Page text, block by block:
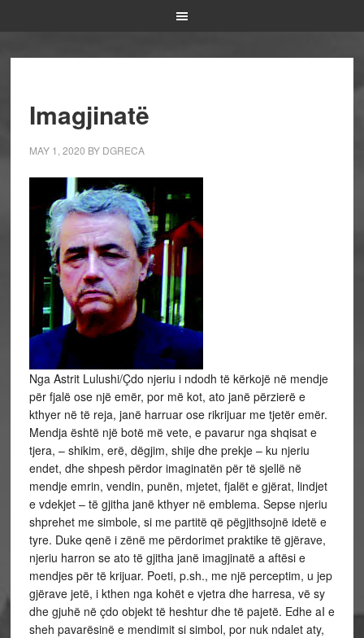
Imagjinatë
MAY 1, 2020 BY DGRECA
Nga Astrit Lulushi/Çdo njeriu i ndodh të kërkojë në mendje
për fjalë ose një emër, por më kot, ato janë përzierë e
kthyer në të reja, janë harruar ose rikrijuar me tjetër emër.
Mendja është një botë më vete, e pavarur nga shqisat e
tjera, – shikim, erë, dëgjim, shije dhe prekje – ku njeriu
endet, dhe shpesh përdor imaginatën për të sjellë në
mendje emrin, vendin, punën, mjetet, fjalët e gjërat, lindjet
e vdekjet – të gjitha janë kthyer në emblema. Sepse njeriu
shprehet me simbole, si me partitë që pëgjithsojnë idetë e
tyre. Duke qenë i zënë me përdorimet praktike të gjërave,
njeriu harron se ato të gjitha janë imagjinatë a aftësi e
mendjes për të krijuar. Poeti, p.sh., me një perceptim, u jep
gjërave jetë, i kthen nga kohët e vjetra dhe harresa, vë sy
dhe gjuhë në çdo objekt të heshtur dhe të pajetë. Edhe aI e
sheh pavarësinë e mendimit si simbol, por nuk ndalet aty,